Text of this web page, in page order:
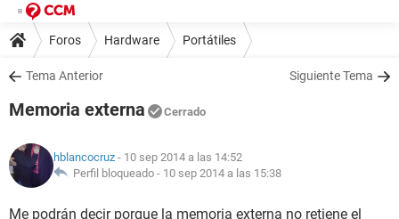
Foros Hardware Portátiles
Tema Anterior Siguiente Tema
Memoria externa Cerrado
hblancocruz - 10 sep 2014 a las 14:52
Perfil bloqueado - 10 sep 2014 a las 15:38
Me podrán decir porque la memoria externa no retiene el